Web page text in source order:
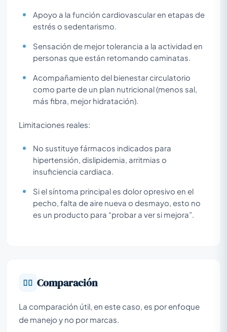
Apoyo a la función cardiovascular en etapas de
estrés o sedentarismo.
Sensación de mejor tolerancia a la actividad en
personas que están retomando caminatas.
Acompañamiento del bienestar circulatorio
como parte de un plan nutricional (menos sal,
más fibra, mejor hidratación).
Limitaciones reales:
No sustituye fármacos indicados para
hipertensión, dislipidemia, arritmias o
insuficiencia cardiaca.
Si el síntoma principal es dolor opresivo en el
pecho, falta de aire nueva o desmayo, esto no
es un producto para “probar a ver si mejora”.
Comparación
La comparación útil, en este caso, es por enfoque
de manejo y no por marcas.